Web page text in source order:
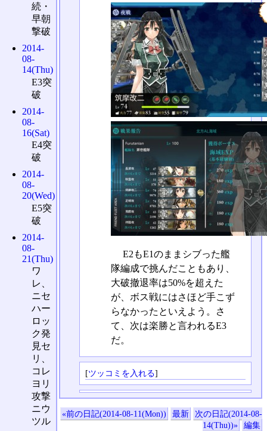
E2もE1のままシブった艦
隊編成で挑んだこともあり、
大破撤退率は50%を超えた
が、ボス戦にはさほど手こず
らなかったといえよう。さ
て、次は楽勝と言われるE3
だ。
[ツッコミを入れる]
«前の日記(2014-08-11(Mon)) 最新
次の日記(2014-08-
14(Thu))»
編集
続・
早朝
撃破
2014-
08-
14(Thu)
E3突
破
2014-
08-
16(Sat)
E4突
破
2014-
08-
20(Wed)
E5突
破
2014-
08-
21(Thu)
ワ
レ、
ニセ
ハー
ロッ
ク発
見セ
リ、
コレ
ヨリ
攻撃
ニウ
ツル